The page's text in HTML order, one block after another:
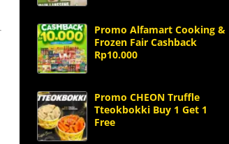
Promo Alfamart Cooking &
Frozen Fair Cashback
Rp10.000
Promo CHEON Truffle
Tteokbokki Buy 1 Get 1
Free